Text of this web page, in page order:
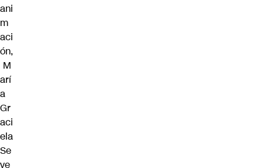
ani
m
aci
ón,
M
arí
a
Gr
aci
ela
Se
ve